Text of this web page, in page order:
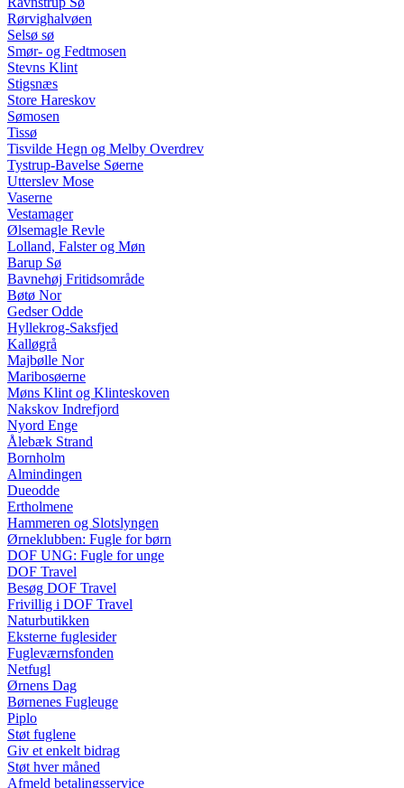
Rørvighalvøen
Selsø sø
Smør- og Fedtmosen
Stevns Klint
Stigsnæs
Store Hareskov
Sømosen
Tissø
Tisvilde Hegn og Melby Overdrev
Tystrup-Bavelse Søerne
Utterslev Mose
Vaserne
Vestamager
Ølsemagle Revle
Lolland, Falster og Møn
Barup Sø
Bavnehøj Fritidsområde
Bøtø Nor
Gedser Odde
Hyllekrog-Saksfjed
Kalløgrå
Majbølle Nor
Maribosøerne
Møns Klint og Klinteskoven
Nakskov Indrefjord
Nyord Enge
Ålebæk Strand
Bornholm
Almindingen
Dueodde
Ertholmene
Hammeren og Slotslyngen
Ørneklubben: Fugle for børn
DOF UNG: Fugle for unge
DOF Travel
Besøg DOF Travel
Frivillig i DOF Travel
Naturbutikken
Eksterne fuglesider
Fugleværnsfonden
Netfugl
Ørnens Dag
Børnenes Fugleuge
Piplo
Støt fuglene
Giv et enkelt bidrag
Støt hver måned
Afmeld betalingsservice